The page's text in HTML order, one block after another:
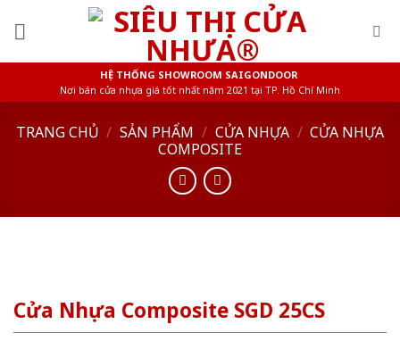
HỆ THỐNG SHOWROOM SAIGONDOOR
Nơi bán cửa nhựa giá tốt nhất năm 2021 tại TP. Hồ Chí Minh
TRANG CHỦ / SẢN PHẨM / CỬA NHỰA / CỬA NHỰA
COMPOSITE
Cửa Nhựa Composite SGD 25CS